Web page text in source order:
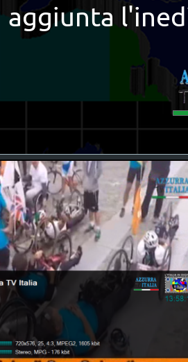
aggiunta